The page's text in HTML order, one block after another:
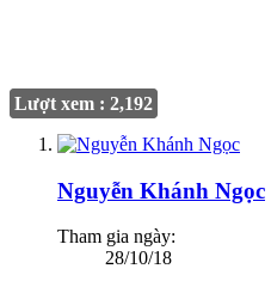
Lượt xem : 2,192
Nguyễn Khánh Ngọc
Tham gia ngày:
28/10/18